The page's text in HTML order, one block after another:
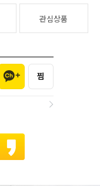
관심상품